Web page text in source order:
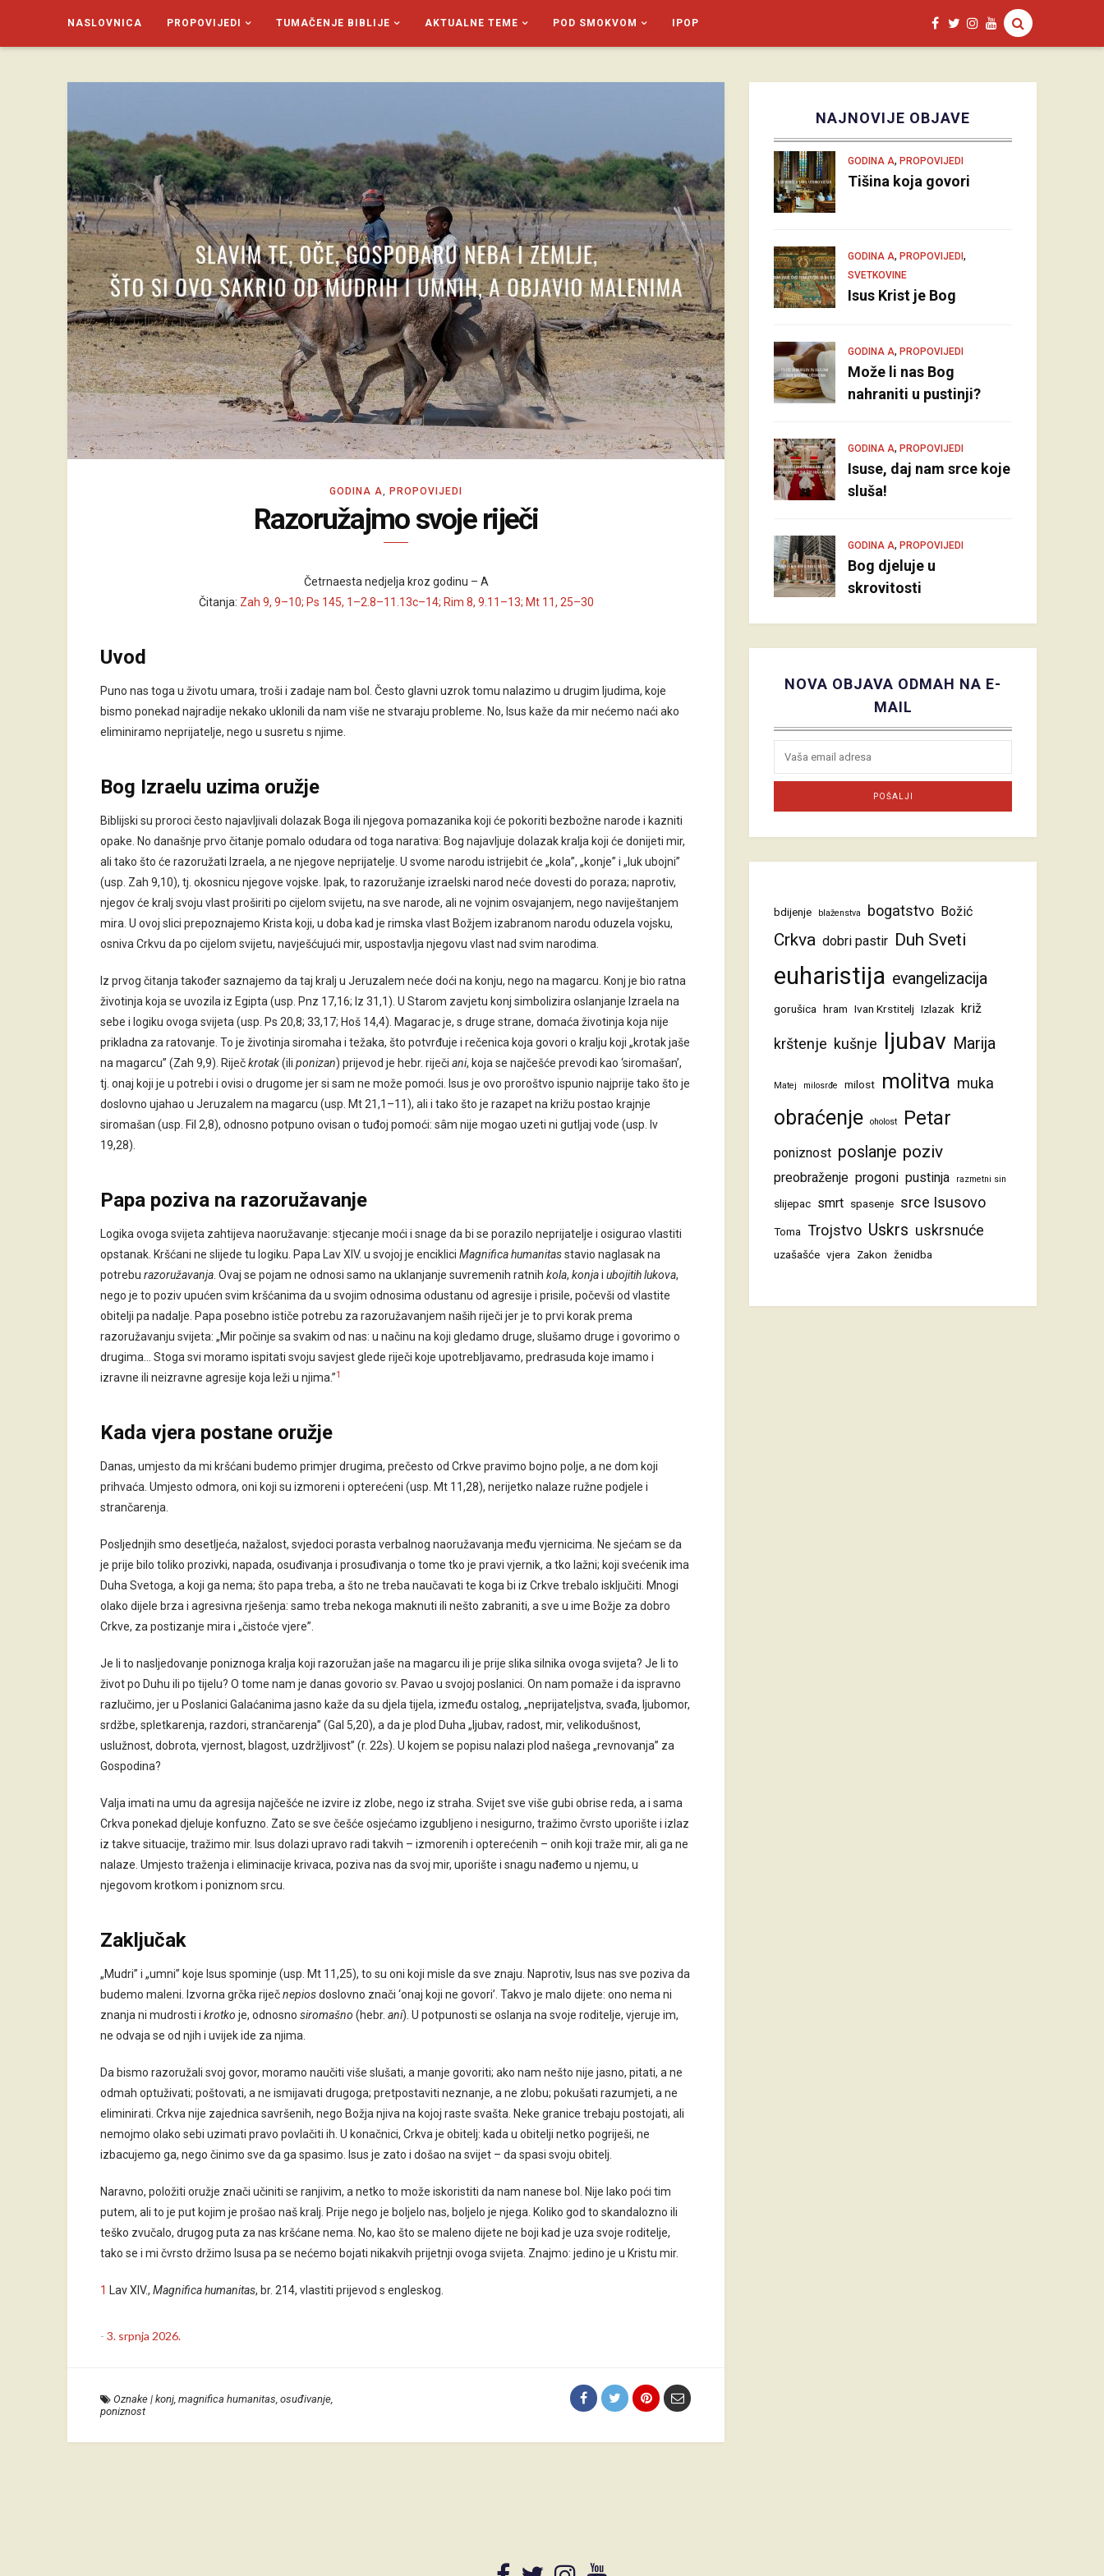
NASLOVNICA PROPOVIJEDI TUMAČENJE BIBLIJE AKTUALNE TEME POD SMOKVOM IPOP
GODINA A, PROPOVIJEDI
Razoružajmo svoje riječi
Četrnaesta nedjelja kroz godinu – A
Čitanja: Zah 9, 9–10; Ps 145, 1–2.8–11.13c–14; Rim 8, 9.11–13; Mt 11, 25–30
Uvod
Puno nas toga u životu umara, troši i zadaje nam bol. Često glavni uzrok tomu nalazimo u drugim ljudima, koje
bismo ponekad najradije nekako uklonili da nam više ne stvaraju probleme. No, Isus kaže da mir nećemo naći ako
eliminiramo neprijatelje, nego u susretu s njime.
Bog Izraelu uzima oružje
Biblijski su proroci često najavljivali dolazak Boga ili njegova pomazanika koji će pokoriti bezbožne narode i kazniti
opake. No današnje prvo čitanje pomalo odudara od toga narativa: Bog najavljuje dolazak kralja koji će donijeti mir,
ali tako što će razoružati Izraela, a ne njegove neprijatelje. U svome narodu istrijebit će „kola”, „konje” i „luk ubojni”
(usp. Zah 9,10), tj. okosnicu njegove vojske. Ipak, to razoružanje izraelski narod neće dovesti do poraza; naprotiv,
njegov će kralj svoju vlast proširiti po cijelom svijetu, na sve narode, ali ne vojnim osvajanjem, nego naviještanjem
mira. U ovoj slici prepoznajemo Krista koji, u doba kad je rimska vlast Božjem izabranom narodu oduzela vojsku,
osniva Crkvu da po cijelom svijetu, navješćujući mir, uspostavlja njegovu vlast nad svim narodima.
Iz prvog čitanja također saznajemo da taj kralj u Jeruzalem neće doći na konju, nego na magarcu. Konj je bio ratna
životinja koja se uvozila iz Egipta (usp. Pnz 17,16; Iz 31,1). U Starom zavjetu konj simbolizira oslanjanje Izraela na
sebe i logiku ovoga svijeta (usp. Ps 20,8; 33,17; Hoš 14,4). Magarac je, s druge strane, domaća životinja koja nije
prikladna za ratovanje. To je životinja siromaha i težaka, što potvrđuje i rečenica koja govori o kralju koji „krotak jaše
na magarcu” (Zah 9,9). Riječkrotak(ili ponizan) prijevod je hebr. riječi ani, koja se najčešće prevodi kao ‘siromašan’,
tj. onaj koji je u potrebi i ovisi o drugome jer si sam ne može pomoći. Isus je ovo proroštvo ispunio najprije tako što je
doslovno ujahao u Jeruzalem na magarcu (usp. Mt 21,1–11), ali i tako što je razapet na križu postao krajnje
siromašan (usp. Fil 2,8), odnosno potpuno ovisan o tuđoj pomoći: sâm nije mogao uzeti ni gutljaj vode (usp. Iv
19,28).
Papa poziva na razoružavanje
Logika ovoga svijeta zahtijeva naoružavanje: stjecanje moći i snage da bi se porazilo neprijatelje i osigurao vlastiti
opstanak. Kršćani ne slijede tu logiku. Papa Lav XIV. u svojoj je enciklici Magnifica humanitasstavio naglasak na
potrebu razoružavanja . Ovaj se pojam ne odnosi samo na uklanjanje suvremenih ratnih kola, konjai ubojitih lukova,
nego je to poziv upućen svim kršćanima da u svojim odnosima odustanu od agresije i prisile, počevši od vlastite
obitelji pa nadalje. Papa posebno ističe potrebu za razoružavanjem naših riječi jer je to prvi korak prema
razoružavanju svijeta: „Mir počinje sa svakim od nas: u načinu na koji gledamo druge, slušamo druge i govorimo o
drugima… Stoga svi moramo ispitati svoju savjest glede riječi koje upotrebljavamo, predrasuda koje imamo i
izravne ili neizravne agresije koja leži u njima.”1
Kada vjera postane oružje
Danas, umjesto da mi kršćani budemo primjer drugima, prečesto od Crkve pravimo bojno polje, a ne dom koji
prihvaća. Umjesto odmora, oni koji su izmoreni i opterećeni (usp. Mt 11,28), nerijetko nalaze ružne podjele i
strančarenja.
Posljednjih smo desetljeća, nažalost, svjedoci porasta verbalnog naoružavanja među vjernicima. Ne sjećam se da
je prije bilo toliko prozivki, napada, osuđivanja i prosuđivanja o tome tko je pravi vjernik, a tko lažni; koji svećenik ima
Duha Svetoga, a koji ga nema; što papa treba, a što ne treba naučavati te koga bi iz Crkve trebalo isključiti. Mnogi
olako dijele brza i agresivna rješenja: samo treba nekoga maknuti ili nešto zabraniti, a sve u ime Božje za dobro
Crkve, za postizanje mira i „čistoće vjere”.
Je li to nasljedovanje poniznoga kralja koji razoružan jaše na magarcu ili je prije slika silnika ovoga svijeta? Je li to
život po Duhu ili po tijelu? O tome nam je danas govorio sv. Pavao u svojoj poslanici. On nam pomaže i da ispravno
razlučimo, jer u Poslanici Galaćanima jasno kaže da su djela tijela, između ostalog, „neprijateljstva, svađa, ljubomor,
srdžbe, spletkarenja, razdori, strančarenja” (Gal 5,20), a da je plod Duha „ljubav, radost, mir, velikodušnost,
uslužnost, dobrota, vjernost, blagost, uzdržljivost” (r. 22s). U kojem se popisu nalazi plod našega „revnovanja” za
Gospodina?
Valja imati na umu da agresija najčešće ne izvire iz zlobe, nego iz straha. Svijet sve više gubi obrise reda, a i sama
Crkva ponekad djeluje konfuzno. Zato se sve češće osjećamo izgubljeno i nesigurno, tražimo čvrsto uporište i izlaz
iz takve situacije, tražimo mir. Isus dolazi upravo radi takvih – izmorenih i opterećenih – onih koji traže mir, ali ga ne
nalaze. Umjesto traženja i eliminacije krivaca, poziva nas da svoj mir, uporište i snagu nađemo u njemu, u
njegovom krotkom i poniznom srcu.
Zaključak
„Mudri” i „umni” koje Isus spominje (usp. Mt 11,25), to su oni koji misle da sve znaju. Naprotiv, Isus nas sve poziva da
budemo maleni. Izvorna grčka riječnepiosdoslovno znači ‘onaj koji ne govori’. Takvo je malo dijete: ono nema ni
znanja ni mudrosti i krotko je, odnosno siromašno (hebr. ani). U potpunosti se oslanja na svoje roditelje, vjeruje im,
ne odvaja se od njih i uvijek ide za njima.
Da bismo razoružali svoj govor, moramo naučiti više slušati, a manje govoriti; ako nam nešto nije jasno, pitati, a ne
odmah optuživati; poštovati, a ne ismijavati drugoga; pretpostaviti neznanje, a ne zlobu; pokušati razumjeti, a ne
eliminirati. Crkva nije zajednica savršenih, nego Božja njiva na kojoj raste svašta. Neke granice trebaju postojati, ali
nemojmo olako sebi uzimati pravo povlačiti ih. U konačnici, Crkva je obitelj: kada u obitelji netko pogriješi, ne
izbacujemo ga, nego činimo sve da ga spasimo. Isus je zato i došao na svijet – da spasi svoju obitelj.
Naravno, položiti oružje znači učiniti se ranjivim, a netko to može iskoristiti da nam nanese bol. Nije lako poći tim
putem, ali to je put kojim je prošao naš kralj. Prije nego je boljelo nas, boljelo je njega. Koliko god to skandalozno ili
teško zvučalo, drugog puta za nas kršćane nema. No, kao što se maleno dijete ne boji kad je uza svoje roditelje,
tako se i mi čvrsto držimo Isusa pa se nećemo bojati nikakvih prijetnji ovoga svijeta. Znajmo: jedino je u Kristu mir.
1 Lav XIV., Magnifica humanitas, br. 214, vlastiti prijevod s engleskog.
- 3. srpnja 2026.
Oznake | konj, magnifica humanitas, osuđivanje,
poniznost
NAJNOVIJE OBJAVE
GODINA A, PROPOVIJEDI
Tišina koja govori
GODINA A, PROPOVIJEDI ,
SVETKOVINE
Isus Krist je Bog
GODINA A, PROPOVIJEDI
Može li nas Bog
nahraniti u pustinji?
GODINA A, PROPOVIJEDI
Isuse, daj nam srce koje
sluša!
GODINA A, PROPOVIJEDI
Bog djeluje u
skrovitosti
NOVA OBJAVA ODMAH NA E-
MAIL
bdijenje blaženstva bogatstvo Božić
Crkva dobri pastir Duh Sveti
euharistija evangelizacija
gorušica hram Ivan Krstitelj Izlazak križ
krštenje kušnje ljubav Marija
Matej milosrđe milost molitva muka
obraćenje oholost Petar
poniznost poslanje poziv
preobraženje progoni pustinja razmetni sin
slijepac smrt spasenje srce Isusovo
Toma Trojstvo Uskrs uskrsnuće
uzašašće vjera Zakon ženidba